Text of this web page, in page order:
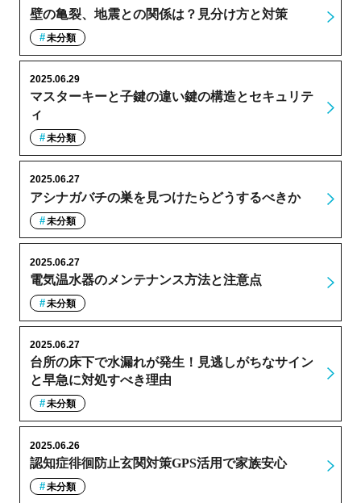
壁の亀裂、地震との関係は？見分け方と対策
未分類
マスターキーと子鍵の違い鍵の構造とセキュリテ
ィ
2025.06.29
未分類
アシナガバチの巣を見つけたらどうするべきか
2025.06.27
未分類
電気温水器のメンテナンス方法と注意点
2025.06.27
未分類
台所の床下で水漏れが発生！見逃しがちなサイン
と早急に対処すべき理由
2025.06.27
未分類
認知症徘徊防止玄関対策GPS活用で家族安心
2025.06.26
未分類